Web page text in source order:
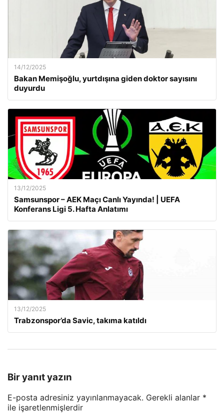
14/12/2025
Bakan Memişoğlu, yurtdışına giden doktor sayısını
duyurdu
13/12/2025
Samsunspor – AEK Maçı Canlı Yayında! | UEFA
Konferans Ligi 5. Hafta Anlatımı
13/12/2025
Trabzonspor’da Savic, takıma katıldı
Bir yanıt yazın
E-posta adresiniz yayınlanmayacak. Gerekli alanlar *
ile işaretlenmişlerdir